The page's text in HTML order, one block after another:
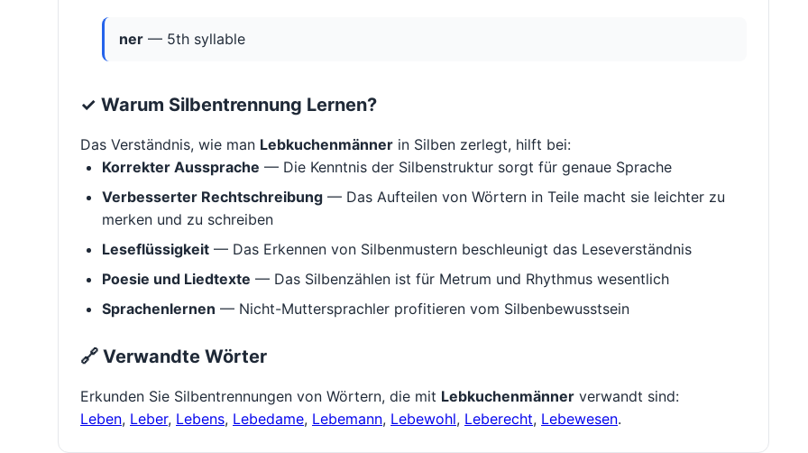
ner — 5th syllable
✓ Warum Silbentrennung Lernen?
Das Verständnis, wie man Lebkuchenmänner in Silben zerlegt, hilft bei:
Korrekter Aussprache — Die Kenntnis der Silbenstruktur sorgt für genaue Sprache
Verbesserter Rechtschreibung — Das Aufteilen von Wörtern in Teile macht sie leichter zu
merken und zu schreiben
Leseflüssigkeit — Das Erkennen von Silbenmustern beschleunigt das Leseverständnis
Poesie und Liedtexte — Das Silbenzählen ist für Metrum und Rhythmus wesentlich
Sprachenlernen — Nicht-Muttersprachler profitieren vom Silbenbewusstsein
🔗 Verwandte Wörter
Erkunden Sie Silbentrennungen von Wörtern, die mit Lebkuchenmänner verwandt sind:
Leben, Leber, Lebens, Lebedame, Lebemann, Lebewohl, Leberecht, Lebewesen.